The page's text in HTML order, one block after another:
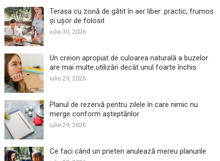
Terasa cu zonă de gătit în aer liber: practic, frumos
și ușor de folosit
iulie 30, 2026
Un creion apropiat de culoarea naturală a buzelor
are mai multe utilizări decât unul foarte închis
iulie 29, 2026
Planul de rezervă pentru zilele în care nimic nu
merge conform așteptărilor
iulie 29, 2026
Ce faci când un prieten anulează mereu planurile